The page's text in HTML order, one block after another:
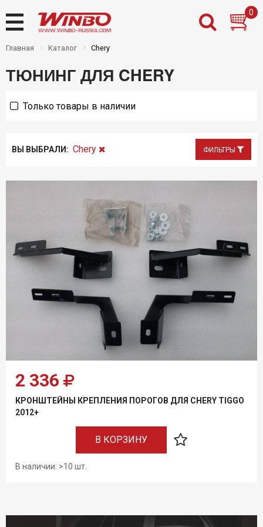
Назад
Товары на складе
Распродажа
Назад
Новости
Назад
Дилерам
Доставка
Установочный центр
Гарантии
Условия возврата
Назад
Контакты
0
Главная Каталог Chery
ТЮНИНГ ДЛЯ CHERY
Только товары в наличии
ВЫ ВЫБРАЛИ: Chery ФИЛЬТРЫ
2 336
КРОНШТЕЙНЫ КРЕПЛЕНИЯ ПОРОГОВ ДЛЯ CHERY TIGGO
2012+
В КОРЗИНУ
В наличии: >10 шт.